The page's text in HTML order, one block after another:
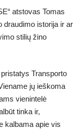
atstovas Tomas
draudimo istorija ir ar
stilių žino
Transporto
jų ieškoma
vienintelė
tinka ir,
kalbama apie vis